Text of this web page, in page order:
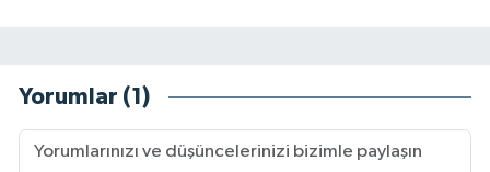
Yorumlar (1)